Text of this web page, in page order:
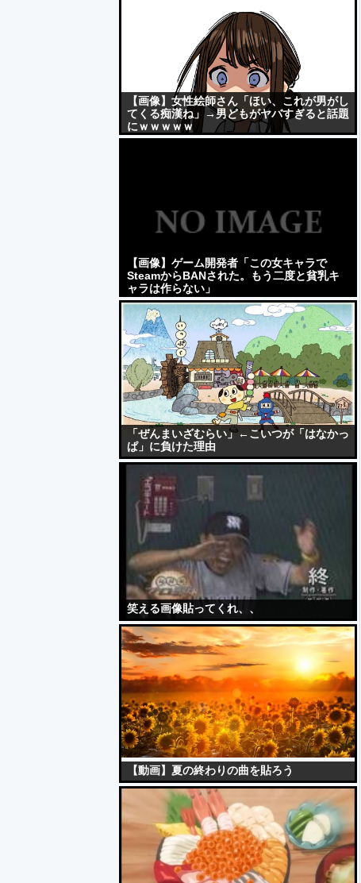
【画像】女性絵師さん「ほい、これが男がし
てくる痴漢ね」→男どもがヤバすぎると話題
にｗｗｗｗｗ
【画像】ゲーム開発者「この女キャラで
SteamからBANされた。もう二度と貧乳キ
ャラは作らない」
「ぜんまいざむらい」←こいつが「はなかっ
ぱ」に負けた理由
笑える画像貼ってくれ、、
【動画】夏の終わりの曲を貼ろう